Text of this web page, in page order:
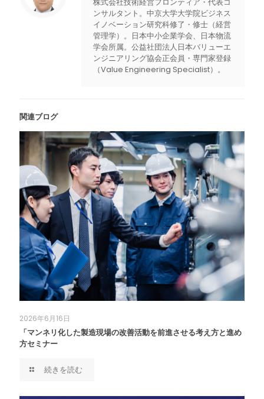
ンサルタント。中京大学大学院ビジネス
イノベーション研究科修了・修士（経営
管理学）。日本中小企業学会、日本物流
学会所属。公益社団法人日本バリューエ
ンジニアリング協会正会員・専門家登録
（Value Engineering Specialist）。
関連ブログ
2026年6月16日
「マンネリ化した製造現場の改善活動を前進させる考え方と進め
方セミナー
続きを読む